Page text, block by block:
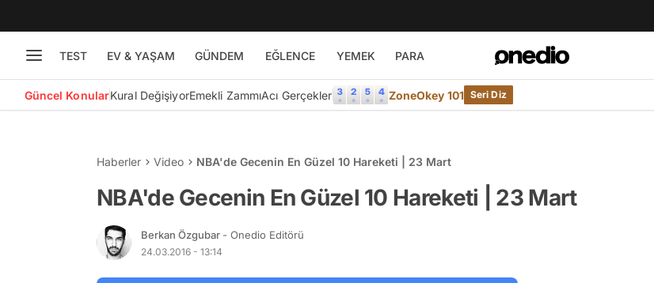
TEST EV & YAŞAM GÜNDEM EĞLENCE YEMEK PARA
Güncel KonularKural DeğişiyorEmekli ZammıAcı Gerçekler ZoneOkey 101 Seri Diz
Haberler Video NBA'de Gecenin En Güzel 10 Hareketi | 23 Mart
NBA'de Gecenin En Güzel 10 Hareketi | 23 Mart
Berkan Özgubar - Onedio Editörü
24.03.2016 - 13:14